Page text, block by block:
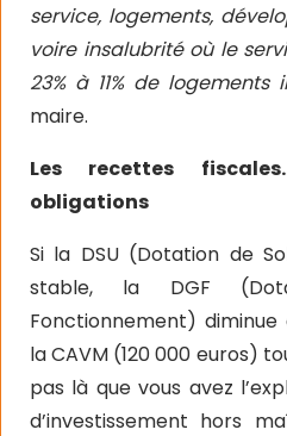
service, logements,
voire insalubrité où le
23% à 11% de logements
maire.
Les recettes
obligations
Si la DSU (Dotation de
stable, la DGF
Fonctionnement) diminue
la CAVM (120 000 euros)
pas là que vous avez
d’investissement hors